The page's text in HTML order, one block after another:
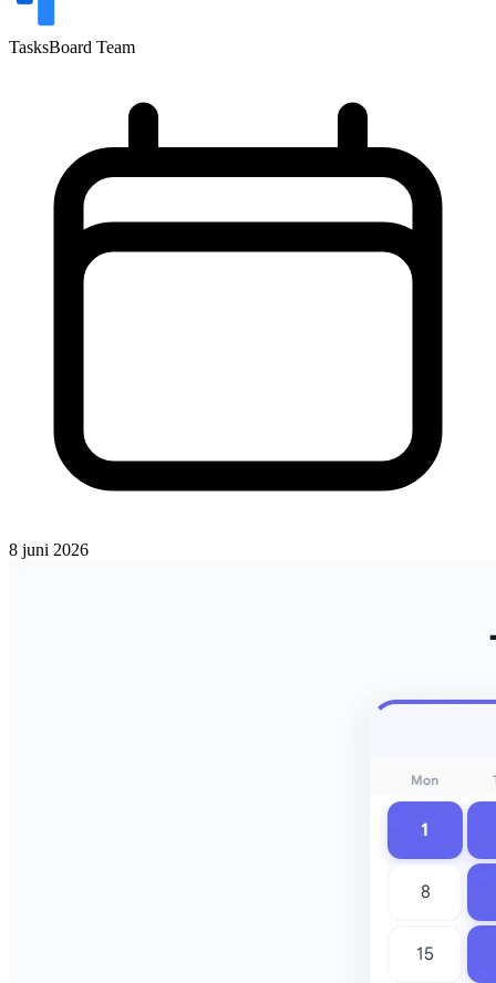
TasksBoard Team
8 juni 2026